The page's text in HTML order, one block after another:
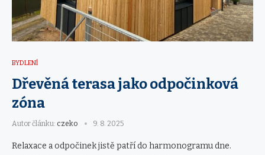
BYDLENÍ
Dřevěná terasa jako odpočinková
zóna
Autor článku: czeko 9. 8. 2025
Relaxace a odpočinek jistě patří do harmonogramu dne.